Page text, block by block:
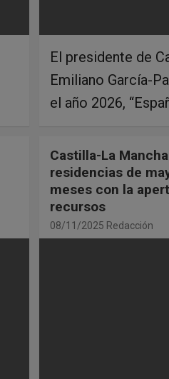
El presidente de
Emiliano García-
el año 2026,
Castilla-La
residencias de
meses con la
recursos
08/11/2025 Redacción